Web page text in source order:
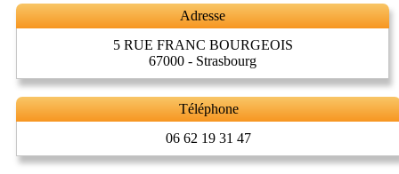
Adresse
5 RUE FRANC BOURGEOIS
67000 - Strasbourg
Téléphone
06 62 19 31 47